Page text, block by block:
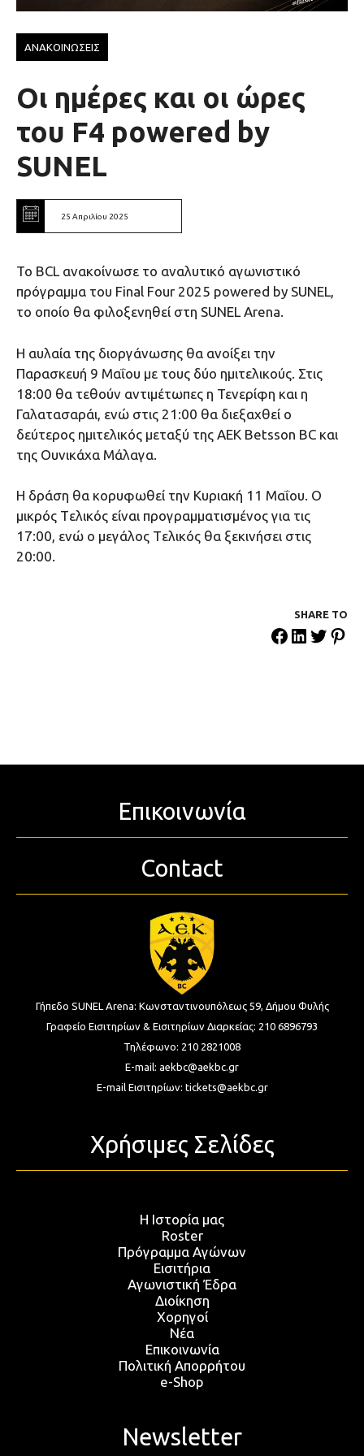
ΑΝΑΚΟΙΝΩΣΕΙΣ
Οι ημέρες και οι ώρες
του F4 powered by
SUNEL
25 Απριλίου 2025
Το BCL ανακοίνωσε το αναλυτικό αγωνιστικό
πρόγραμμα του Final Four 2025 powered by SUNEL,
το οποίο θα φιλοξενηθεί στη SUNEL Arena.
Η αυλαία της διοργάνωσης θα ανοίξει την
Παρασκευή 9 Μαΐου με τους δύο ημιτελικούς. Στις
18:00 θα τεθούν αντιμέτωπες η Τενερίφη και η
Γαλατασαράι, ενώ στις 21:00 θα διεξαχθεί ο
δεύτερος ημιτελικός μεταξύ της ΑΕΚ Betsson BC και
της Ουνικάχα Μάλαγα.
Η δράση θα κορυφωθεί την Κυριακή 11 Μαΐου. Ο
μικρός Tελικός είναι προγραμματισμένος για τις
17:00, ενώ ο μεγάλος Tελικός θα ξεκινήσει στις
20:00.
SHARE ΤΟ
Επικοινωνία
Contact
Γήπεδο SUNEL Arena: Κωνσταντινουπόλεως 59, Δήμου Φυλής
Γραφείο Εισιτηρίων & Εισιτηρίων Διαρκείας: 210 6896793
Τηλέφωνο: 210 2821008
E-mail: aekbc@aekbc.gr
E-mail Εισιτηρίων: tickets@aekbc.gr
Χρήσιμες Σελίδες
Η Ιστορία μας
Roster
Πρόγραμμα Αγώνων
Εισιτήρια
Αγωνιστική Έδρα
Διοίκηση
Χορηγοί
Νέα
Επικοινωνία
Πολιτική Απορρήτου
e-Shop
Newsletter